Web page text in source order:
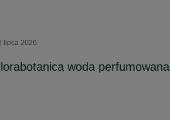
lipca 2026
woda perfumowana